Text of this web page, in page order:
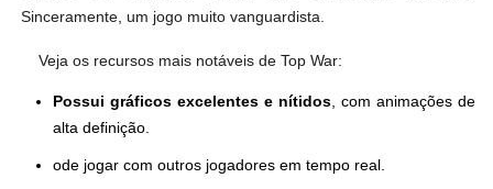
Sinceramente, um jogo muito vanguardista.
Veja os recursos mais notáveis de Top War:
Possui gráficos excelentes e nítidos , com animações de
alta definição.
ode jogar com outros jogadores em tempo real.